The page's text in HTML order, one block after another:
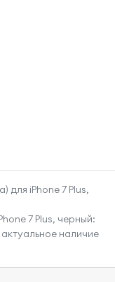
для iPhone 7 Plus,
7 Plus, черный:
наличие